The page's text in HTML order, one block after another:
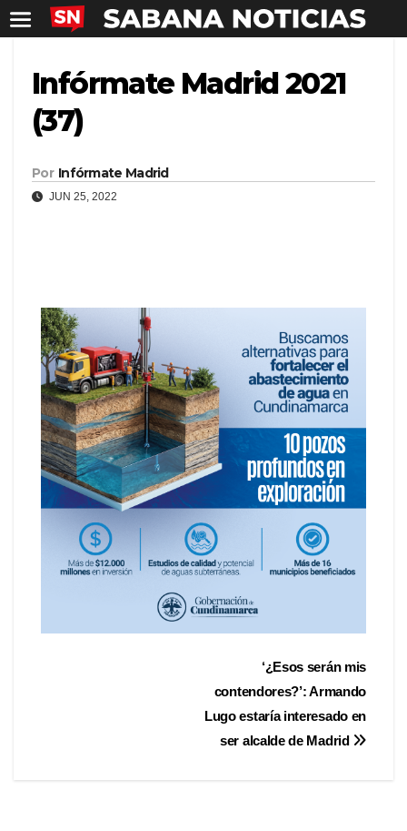
Infórmate Madrid 2021
(37)
Por Infórmate Madrid
JUN 25, 2022
‘¿Esos serán mis
contendores?’: Armando
Lugo estaría interesado en
ser alcalde de Madrid